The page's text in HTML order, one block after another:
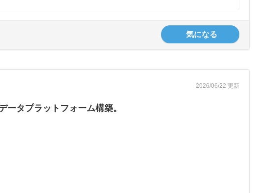
気になる
2026/06/22 更新
タプラットフォーム構築。